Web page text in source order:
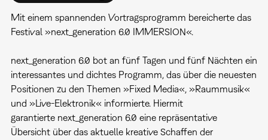
Mit einem spannenden Vortragsprogramm bereicherte das
Festival »next_generation 6.0 IMMERSION«.
next_generation 6.0 bot an fünf Tagen und fünf Nächten ein
interessantes und dichtes Programm, das über die neuesten
Positionen zu den Themen »Fixed Media«, »Raummusik«
und »Live-Elektronik« informierte. Hiermit
garantierte next_generation 6.0 eine repräsentative
Übersicht über das aktuelle kreative Schaffen der